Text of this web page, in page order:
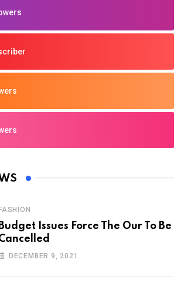
Budget Issues Force The Our To Be
DECEMBER 9, 2021